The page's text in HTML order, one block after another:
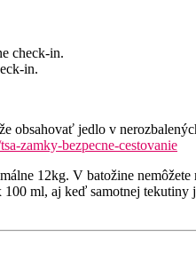
check-in.
in.
jedlo v
zamky-bezpecne-cestovanie
12kg. V batožine nemôžete
ml, aj keď samotnej tekutiny